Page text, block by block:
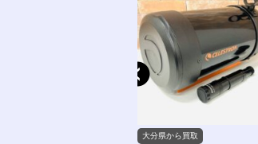
大分県から買取